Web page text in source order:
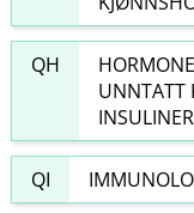
QH
UNNTATT
INSULINER
QI